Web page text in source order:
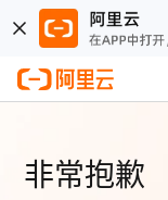
非常抱歉